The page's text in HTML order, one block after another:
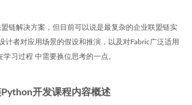
链解决方案，但目前可以说是最复杂的企业联盟链实
计者对应用场景的假设和推演，以及对Fabric广泛适用
习过程 中需要换位思考的一点。
开发课程内容概述